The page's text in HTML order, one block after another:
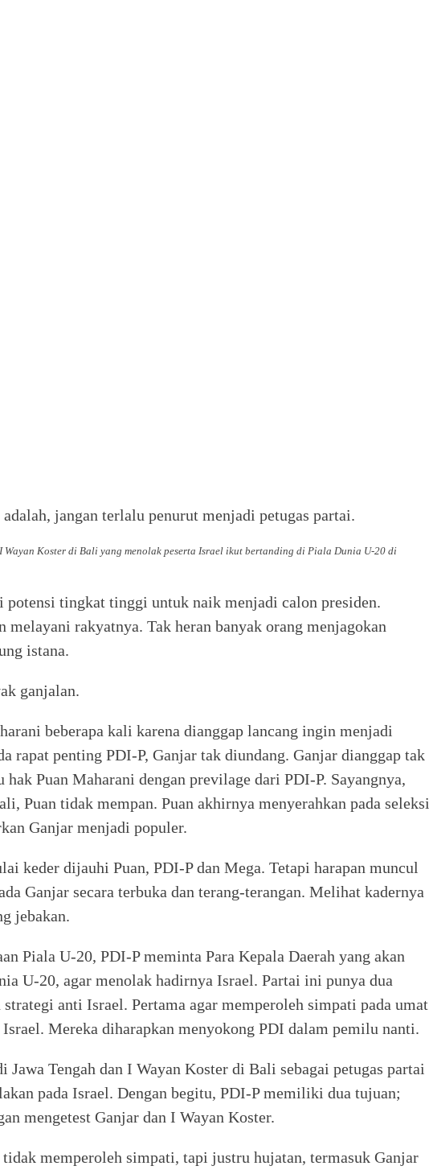
jangan terlalu penurut menjadi petugas partai.
Koster di Bali yang menolak peserta Israel ikut bertanding di Piala Dunia U-20 di
tingkat tinggi untuk naik menjadi calon presiden.
melayani rakyatnya. Tak heran banyak orang menjagokan
istana.
ganjalan.
beberapa kali karena dianggap lancang ingin menjadi
rapat penting PDI-P, Ganjar tak diundang. Ganjar dianggap tak
Puan Maharani dengan previlage dari PDI-P. Sayangnya,
Puan tidak mempan. Puan akhirnya menyerahkan pada seleksi
Ganjar menjadi populer.
keder dijauhi Puan, PDI-P dan Mega. Tetapi harapan muncul
Ganjar secara terbuka dan terang-terangan. Melihat kadernya
jebakan.
Piala U-20, PDI-P meminta Para Kepala Daerah yang akan
U-20, agar menolak hadirnya Israel. Partai ini punya dua
strategi anti Israel. Pertama agar memperoleh simpati pada umat
Mereka diharapkan menyokong PDI dalam pemilu nanti.
Jawa Tengah dan I Wayan Koster di Bali sebagai petugas partai
pada Israel. Dengan begitu, PDI-P memiliki dua tujuan;
mengetest Ganjar dan I Wayan Koster.
memperoleh simpati, tapi justru hujatan, termasuk Ganjar